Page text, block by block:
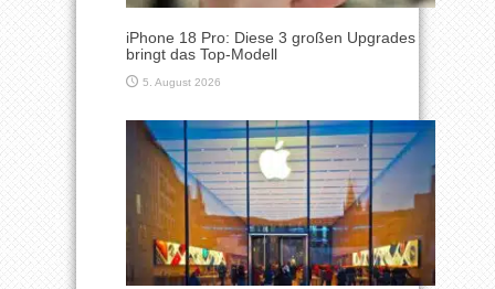
iPhone 18 Pro: Diese 3 großen Upgrades
bringt das Top-Modell
5. August 2026